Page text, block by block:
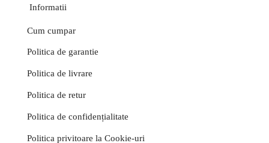
Informatii
Cum cumpar
Politica de garantie
Politica de livrare
Politica de retur
Politica de confidențialitate
Politica privitoare la Cookie-uri